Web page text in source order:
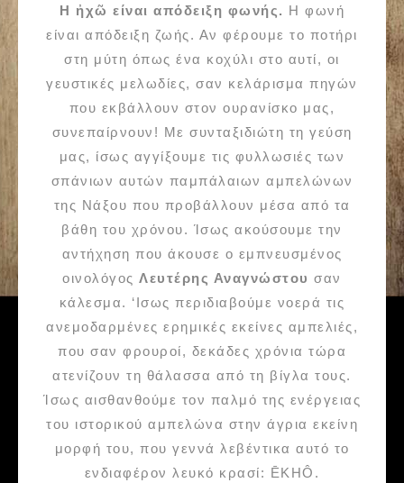
Η ἠχῶ είναι απόδειξη φωνής. Η φωνή
είναι απόδειξη ζωής. Αν φέρουμε το ποτήρι
στη μύτη όπως ένα κοχύλι στο αυτί, οι
γευστικές μελωδίες, σαν κελάρισμα πηγών
που εκβάλλουν στον ουρανίσκο μας,
συνεπαίρνουν! Με συνταξιδιώτη τη γεύση
μας, ίσως αγγίξουμε τις φυλλωσιές των
σπάνιων αυτών παμπάλαιων αμπελώνων
της Νάξου που προβάλλουν μέσα από τα
βάθη του χρόνου. Ίσως ακούσουμε την
αντήχηση που άκουσε ο εμπνευσμένος
οινολόγοςΛευτέρης Αναγνώστου σαν
κάλεσμα. ‘Ισως περιδιαβούμε νοερά τις
ανεμοδαρμένες ερημικές εκείνες αμπελιές,
που σαν φρουροί, δεκάδες χρόνια τώρα
ατενίζουν τη θάλασσα από τη βίγλα τους.
Ίσως αισθανθούμε τον παλμό της ενέργειας
του ιστορικού αμπελώνα στην άγρια εκείνη
μορφή του, που γεννά λεβέντικα αυτό το
ενδιαφέρον λευκό κρασί: ĒKHÔ.